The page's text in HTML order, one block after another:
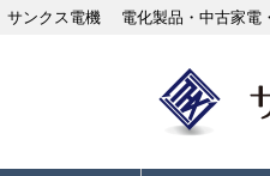
サンクス電機 電化製品・中古家電